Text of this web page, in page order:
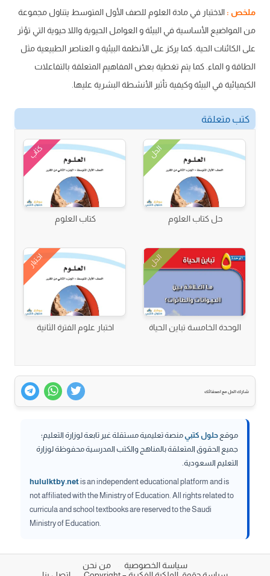
ملخص : الاختبار في مادة العلوم للصف الأول المتوسط يتناول مجموعة
من المواضيع الأساسية في البيئة و العوامل الحيوية واللا حيوية التي تؤثر
على الكائنات الحية. كما يركز على الأنظمة البيئية و العناصر الطبيعية مثل
الطاقة و الماء. كما يتم تغطية بعض المفاهيم المتعلقة بالتفاعلات
الكيميائية في البيئة وكيفية تأثير الأنشطة البشرية عليها.
كتب متعلقة
الحل
حل كتاب العلوم
كتاب
كتاب العلوم
الحل
الوحدة الخامسة تباين الحياة
اختبار
اختبار علوم الفترة الثانية
شارك الحل مع اصدقائك
موقع حلول كتبيمنصة تعليمية مستقلة غير تابعة لوزارة التعليم؛
جميع الحقوق المتعلقة بالمناهج والكتب المدرسية محفوظة لوزارة
التعليم السعودية.
hululktby.netis an independent educational platform and is
not affiliated with the Ministry of Education. All rights related to
curricula and school textbooks are reserved to the Saudi
Ministry of Education.
سياسة الخصوصية
من نحن